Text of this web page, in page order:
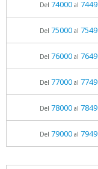
Del 74000al
Del 75000al
Del 76000al
Del 77000al
Del 78000al
Del 79000al